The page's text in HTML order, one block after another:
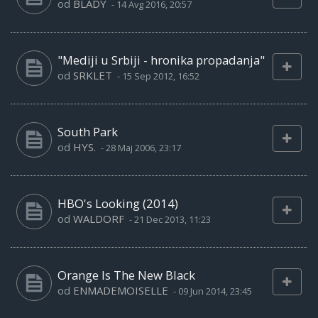
od BLADY - 14 Avg 2016, 20:57
"Mediji u Srbiji - hronika propadanja"
od SRKLET - 15 Sep 2012, 16:52
South Park
od HYS. -28 Maj 2006, 23:17
HBO's Looking (2014)
od WALDORF -21 Dec 2013, 11:23
Orange Is The New Black
od ENMADEMOISELLE - 09 Jun 2014, 23:45